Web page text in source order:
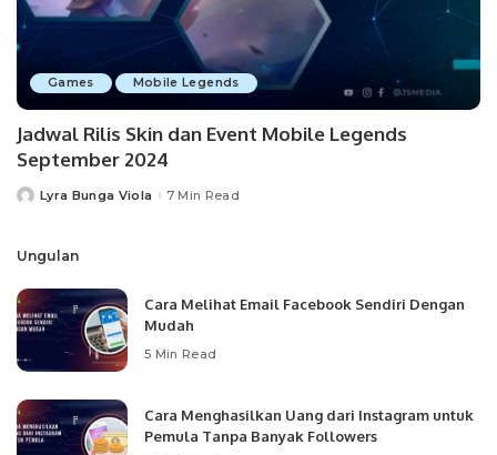
Games Mobile Legends
Jadwal Rilis Skin dan Event Mobile Legends
September 2024
PostedLyra Bunga Viola 7 Min Read
Ungulan
Cara Melihat Email Facebook Sendiri Dengan
Mudah
5 Min Read
Cara Menghasilkan Uang dari Instagram untuk
Pemula Tanpa Banyak Followers